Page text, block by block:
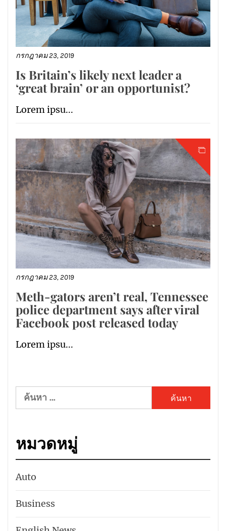
กรกฎาคม 23, 2019
Is Britain’s likely next leader a
‘great brain’ or an opportunist?
Lorem ipsu...
กรกฎาคม 23, 2019
Meth-gators aren’t real, Tennessee
police department says after viral
Facebook post released today
Lorem ipsu...
ค้นหา
สำหรับ:
หมวดหมู่
Auto
Business